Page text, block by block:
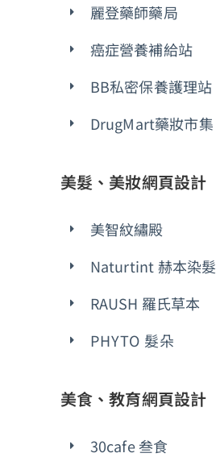
麗登藥師藥局
癌症營養補給站
BB私密保養護理站
DrugMart藥妝市集
美髮、美妝網頁設計
美智紋繡殿
Naturtint 赫本染髮
RAUSH 羅氏草本
PHYTO 髮朵
美食、教育網頁設計
30cafe 叁食